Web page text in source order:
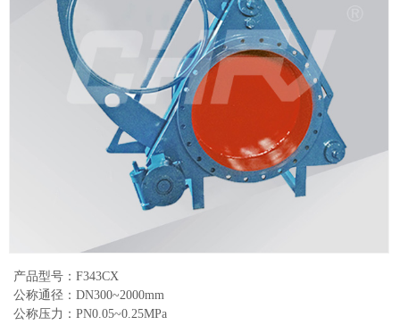
产品型号：F343CX
公称通径：DN300~2000mm
公称压力：PN0.05~0.25MPa